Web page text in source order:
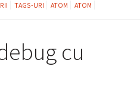
TAGS-URI ATOM ATOM
cu